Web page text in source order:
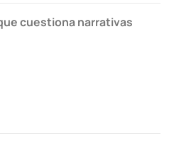
cuestiona narrativas